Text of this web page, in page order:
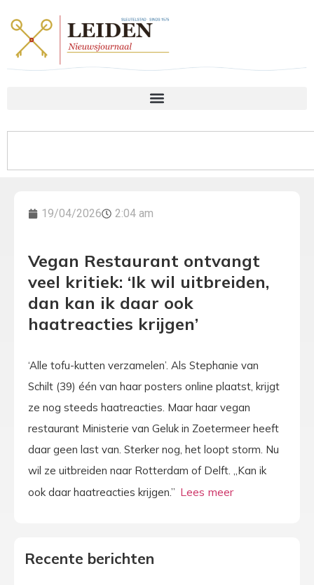
19/04/2026 2:04 am
Vegan Restaurant ontvangt
veel kritiek: ‘Ik wil uitbreiden,
dan kan ik daar ook
haatreacties krijgen’
‘Alle tofu-kutten verzamelen’. Als Stephanie van
Schilt (39) één van haar posters online plaatst, krijgt
ze nog steeds haatreacties. Maar haar vegan
restaurant Ministerie van Geluk in Zoetermeer heeft
daar geen last van. Sterker nog, het loopt storm. Nu
wil ze uitbreiden naar Rotterdam of Delft. „Kan ik
ook daar haatreacties krijgen.”
Recente berichten